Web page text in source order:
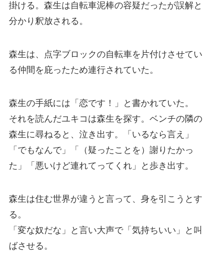
掛ける。森生は自転車泥棒の容疑だったが誤解と
分かり釈放される。
森生は、点字ブロックの自転車を片付けさせてい
る仲間を庇ったため連行されていた。
森生の手紙には「恋です！」と書かれていた。
それを読んだユキコは森生を探す。ベンチの隣の
森生に尋ねると、泣き出す。「いるなら言え」
「でもなんで」「（疑ったことを）謝りたかっ
た」「悪いけど連れてってくれ」と歩き出す。
森生は住む世界が違うと言って、身を引こうとす
る。
「変な奴だな」と言い大声で「気持ちいい」と叫
ばさせる。